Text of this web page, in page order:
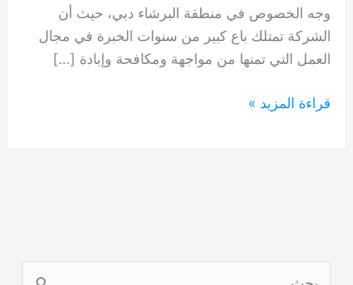
وجه الخصوص في منطقة البرشاء دبي، حيث أن
الشركة تمتلك باع كبير من سنوات الخبرة في مجال
العمل التي تمنها من مواجهة ومكافحة وإبادة […]
شركة
قراءة المزيد »